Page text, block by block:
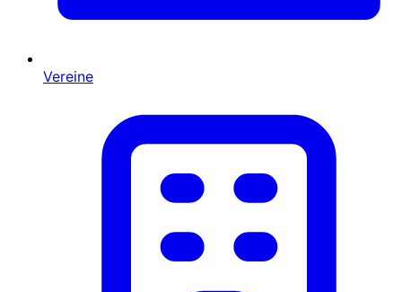
Vereine